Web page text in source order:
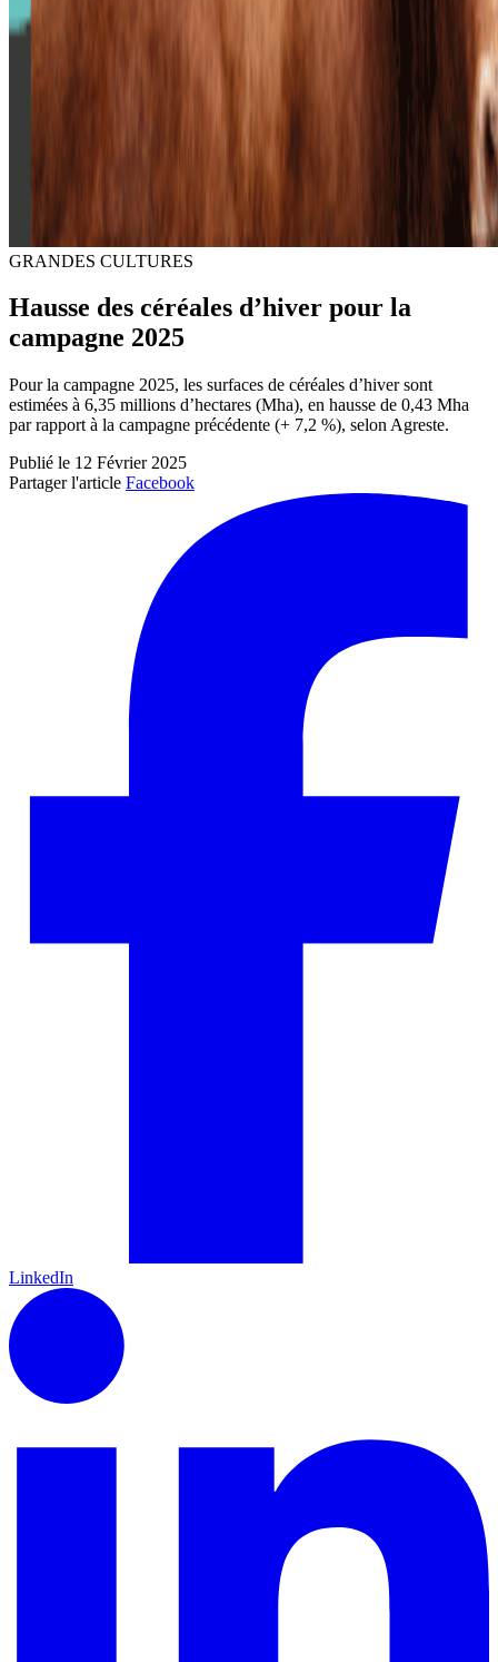
GRANDES CULTURES
Hausse des céréales d’hiver pour la
campagne 2025
Pour la campagne 2025, les surfaces de céréales d’hiver sont
estimées à 6,35 millions d’hectares (Mha), en hausse de 0,43 Mha
par rapport à la campagne précédente (+ 7,2 %), selon Agreste.
Publié le 12 Février 2025
Partager l'article Facebook
LinkedIn